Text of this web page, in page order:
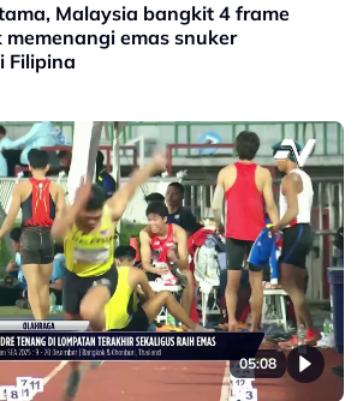
Malaysia bangkit 4 frame
emas snuker
Filipina
05:08